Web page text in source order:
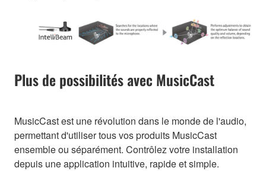
Plus de possibilités avec MusicCast
MusicCast est une révolution dans le monde de l'audio,
permettant d'utiliser tous vos produits MusicCast
ensemble ou séparément. Contrôlez votre installation
depuis une application intuitive, rapide et simple.